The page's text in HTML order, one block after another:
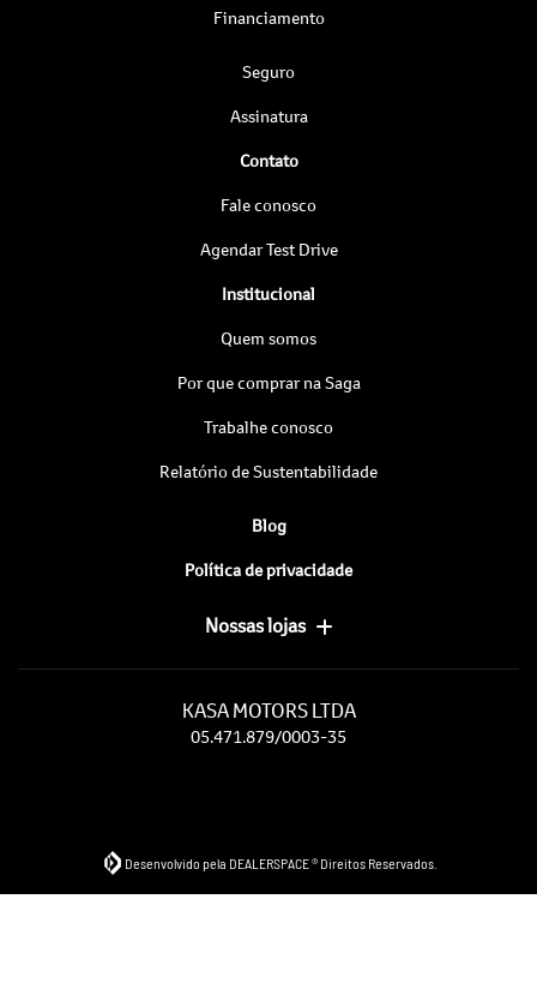
Financiamento
Seguro
Assinatura
Contato
Fale conosco
Agendar Test Drive
Institucional
Quem somos
Por que comprar na Saga
Trabalhe conosco
Relatório de Sustentabilidade
Blog
Política de privacidade
Nossas lojas
KASA MOTORS LTDA
05.471.879/0003-35
Desenvolvido pela DEALERSPACE ® Direitos Reservados.